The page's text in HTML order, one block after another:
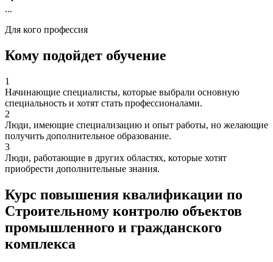
...
Для кого профессия
Кому подойдет обучение
1
Начинающие специалисты, которые выбрали основную
специальность и хотят стать профессионалами.
2
Люди, имеющие специализацию и опыт работы, но желающие
получить дополнительное образование.
3
Люди, работающие в других областях, которые хотят
приобрести дополнительные знания.
Курс повышения квалификации по
Строительному контролю объектов
промышленного и гражданского
комплекса